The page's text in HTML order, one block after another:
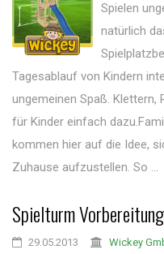
Spielen
natürlich
Tagesablauf von Kindern
ungemeinen Spaß. Klettern,
für Kinder einfach
kommen hier auf die Idee,
Zuhause aufzustellen. So ...
Spielturm
29.05.2013 Wickey